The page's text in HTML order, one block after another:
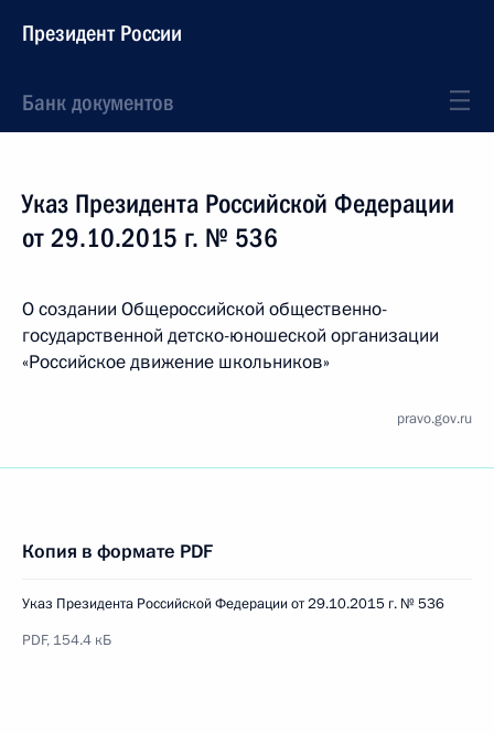
Президент России
Банк документов
Указ Президента Российской Федерации
от 29.10.2015 г. № 536
О создании Общероссийской общественно-
государственной детско-юношеской организации
«Российское движение школьников»
pravo.gov.ru
Копия в формате PDF
Указ Президента Российской Федерации от 29.10.2015 г. № 536
PDF, 154.4 кБ